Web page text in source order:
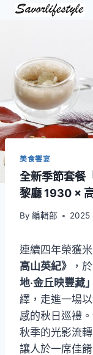
Skip
美食饗宴
全新季節套餐
黎廳 1930 ×
By 編輯部 2025
連續四年榮獲
高山英紀》
，
地‧金丘映豐藏」
繹，走進一場以
感的秋日巡禮。
秋季的光影流
讓人於一席佳